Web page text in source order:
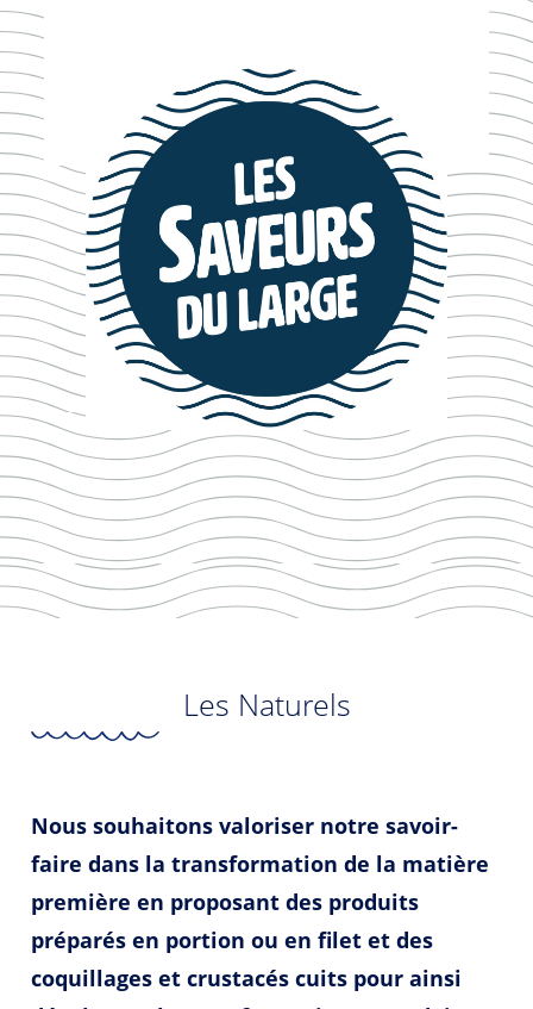
Les Naturels
Nous souhaitons valoriser notre savoir-
faire dans la transformation de la matière
première en proposant des produits
préparés en portion ou en filet et des
coquillages et crustacés cuits pour ainsi